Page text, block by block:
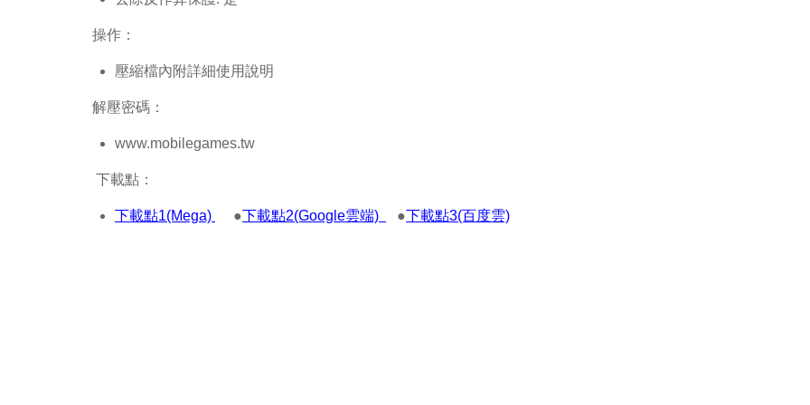
操作：
壓縮檔內附詳細使用說明
解壓密碼：
www.mobilegames.tw
下載點：
下載點1(Mega) ●下載點2(Google雲端) ●下載點3(百度雲)